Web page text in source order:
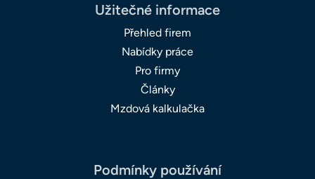
Užitečné informace
Přehled firem
Nabídky práce
Pro firmy
Články
Mzdová kalkulačka
Podmínky používání